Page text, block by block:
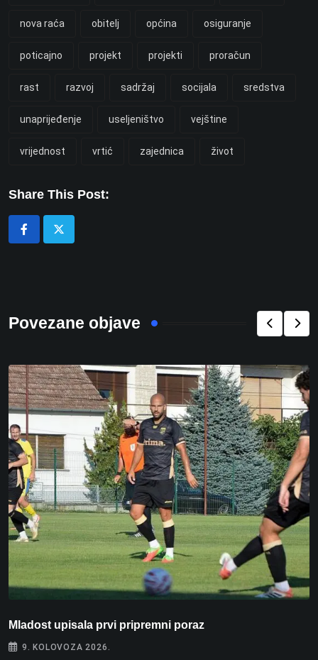
nova raća obitelj općina osiguranje
poticajno projekt projekti proračun
rast razvoj sadržaj socijala sredstva
unaprijeđenje useljeništvo vejštine
vrijednost vrtić zajednica život
Share This Post:
Povezane objave
Mladost upisala prvi pripremni poraz
9. KOLOVOZA 2026.